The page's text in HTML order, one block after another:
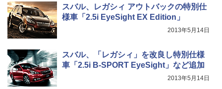
スバル、レガシィ アウトバックの特別仕
様車「2.5i EyeSight EX Edition」
2013年5月14日
スバル、「レガシィ」を改良し特別仕様
車「2.5i B-SPORT EyeSight」など追加
2013年5月14日